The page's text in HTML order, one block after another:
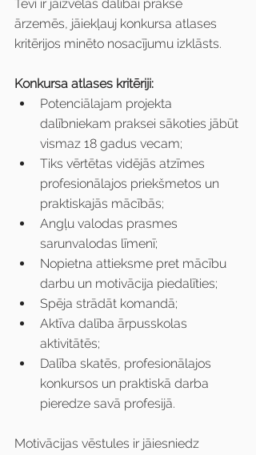
Tevi ir jāizvēlas dalībai praksē
ārzemēs, jāiekļauj konkursa atlases
kritērijos minēto nosacījumu izklāsts.
Konkursa atlases kritēriji:
Potenciālajam projekta
dalībniekam praksei sākoties jābūt
vismaz 18 gadus vecam;
Tiks vērtētas vidējās atzīmes
profesionālajos priekšmetos un
praktiskajās mācībās;
Angļu valodas prasmes
sarunvalodas līmenī;
Nopietna attieksme pret mācību
darbu un motivācija piedalīties;
Spēja strādāt komandā;
Aktīva dalība ārpusskolas
aktivitātēs;
Dalība skatēs, profesionālajos
konkursos un praktiskā darba
pieredze savā profesijā.
Motivācijas vēstules ir jāiesniedz